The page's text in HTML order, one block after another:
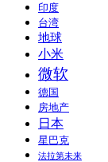
印度
台湾
地球
小米
微软
德国
房地产
日本
星巴克
法拉第未来